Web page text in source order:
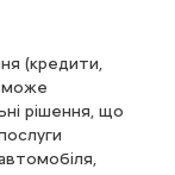
(кредити,
може
рішення, що